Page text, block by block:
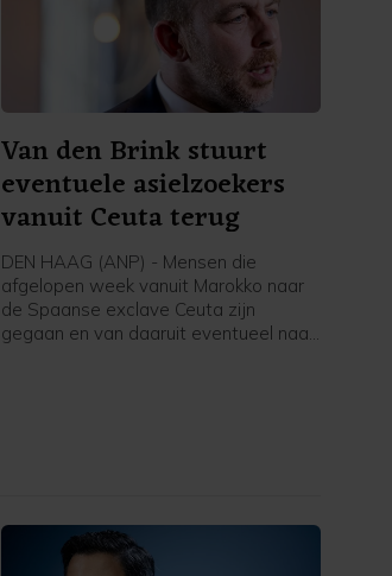
Van den Brink stuurt
eventuele asielzoekers
vanuit Ceuta terug
DEN HAAG (ANP) - Mensen die
afgelopen week vanuit Marokko naar
de Spaanse exclave Ceuta zijn
gegaan en van daaruit eventueel naar
ander land.